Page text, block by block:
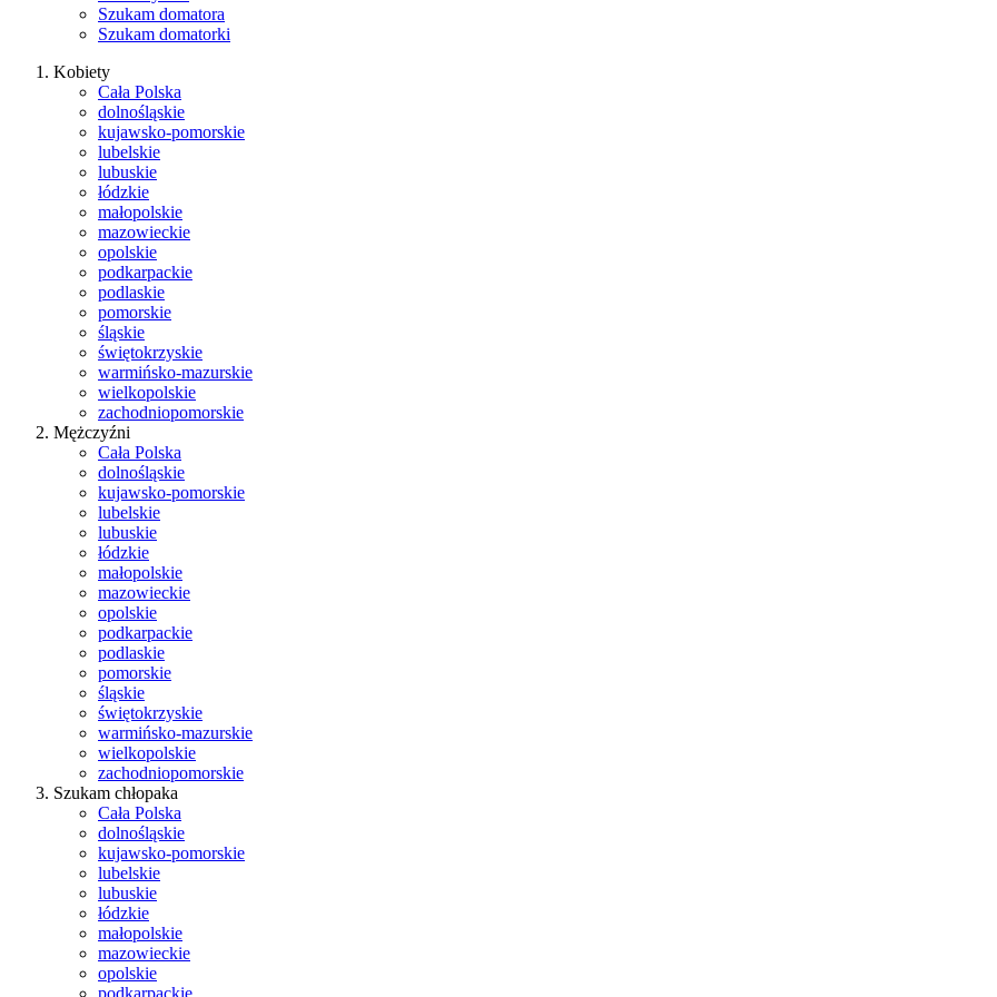
Szukam domatora
Szukam domatorki
Kobiety
Cała Polska
dolnośląskie
kujawsko-pomorskie
lubelskie
lubuskie
łódzkie
małopolskie
mazowieckie
opolskie
podkarpackie
podlaskie
pomorskie
śląskie
świętokrzyskie
warmińsko-mazurskie
wielkopolskie
zachodniopomorskie
Mężczyźni
Cała Polska
dolnośląskie
kujawsko-pomorskie
lubelskie
lubuskie
łódzkie
małopolskie
mazowieckie
opolskie
podkarpackie
podlaskie
pomorskie
śląskie
świętokrzyskie
warmińsko-mazurskie
wielkopolskie
zachodniopomorskie
Szukam chłopaka
Cała Polska
dolnośląskie
kujawsko-pomorskie
lubelskie
lubuskie
łódzkie
małopolskie
mazowieckie
opolskie
podkarpackie